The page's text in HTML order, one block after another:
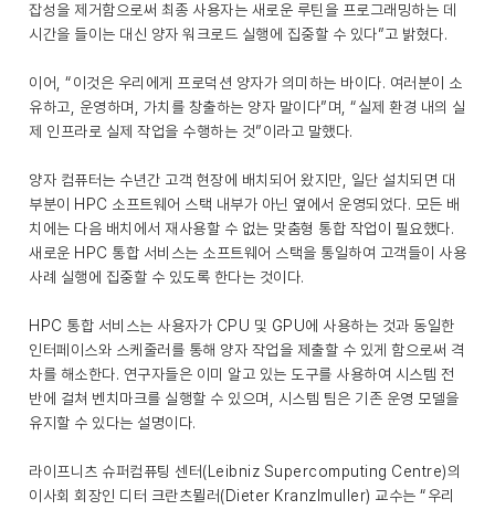
잡성을 제거함으로써 최종 사용자는 새로운 루틴을 프로그래밍하는 데
시간을 들이는 대신 양자 워크로드 실행에 집중할 수 있다”고 밝혔다.
이어, “이것은 우리에게 프로덕션 양자가 의미하는 바이다. 여러분이 소
유하고, 운영하며, 가치를 창출하는 양자 말이다”며, “실제 환경 내의 실
제 인프라로 실제 작업을 수행하는 것”이라고 말했다.
양자 컴퓨터는 수년간 고객 현장에 배치되어 왔지만, 일단 설치되면 대
부분이 HPC 소프트웨어 스택 내부가 아닌 옆에서 운영되었다. 모든 배
치에는 다음 배치에서 재사용할 수 없는 맞춤형 통합 작업이 필요했다.
새로운 HPC 통합 서비스는 소프트웨어 스택을 통일하여 고객들이 사용
사례 실행에 집중할 수 있도록 한다는 것이다.
HPC 통합 서비스는 사용자가 CPU 및 GPU에 사용하는 것과 동일한
인터페이스와 스케줄러를 통해 양자 작업을 제출할 수 있게 함으로써 격
차를 해소한다. 연구자들은 이미 알고 있는 도구를 사용하여 시스템 전
반에 걸쳐 벤치마크를 실행할 수 있으며, 시스템 팀은 기존 운영 모델을
유지할 수 있다는 설명이다.
라이프니츠 슈퍼컴퓨팅 센터(Leibniz Supercomputing Centre)의
이사회 회장인 디터 크란츠뮐러(Dieter Kranzlmuller) 교수는 “우리